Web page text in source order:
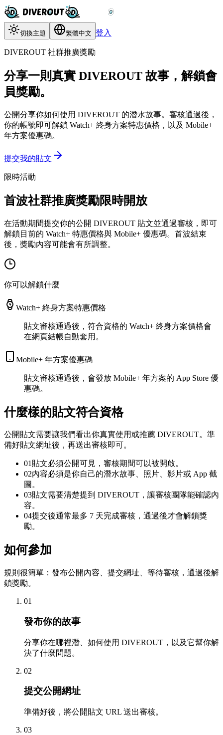
切換主題 繁體中文 登入
DIVEROUT 社群推廣獎勵
分享一則真實 DIVEROUT 故事，解鎖會
員獎勵。
公開分享你如何使用 DIVEROUT 的潛水故事。審核通過後，
你的帳號即可解鎖 Watch+ 終身方案特惠價格，以及 Mobile+
年方案優惠碼。
提交我的貼文
限時活動
首波社群推廣獎勵限時開放
在活動期間提交你的公開 DIVEROUT 貼文並通過審核，即可
解鎖目前的 Watch+ 特惠價格與 Mobile+ 優惠碼。首波結束
後，獎勵內容可能會有所調整。
你可以解鎖什麼
Watch+ 終身方案特惠價格
貼文審核通過後，符合資格的 Watch+ 終身方案價格會
在網頁結帳自動套用。
Mobile+ 年方案優惠碼
貼文審核通過後，會發放 Mobile+ 年方案的 App Store 優
惠碼。
什麼樣的貼文符合資格
公開貼文需要讓我們看出你真實使用或推薦 DIVEROUT。準
備好貼文網址後，再送出審核即可。
01貼文必須公開可見，審核期間可以被開啟。
02內容必須是你自己的潛水故事、照片、影片或 App 截
圖。
03貼文需要清楚提到 DIVEROUT，讓審核團隊能確認內
容。
04提交後通常最多 7 天完成審核，通過後才會解鎖獎
勵。
如何參加
規則很簡單：發布公開內容、提交網址、等待審核，通過後解
鎖獎勵。
01
發布你的故事
分享你在哪裡潛、如何使用 DIVEROUT，以及它幫你解
決了什麼問題。
02
提交公開網址
準備好後，將公開貼文 URL 送出審核。
03